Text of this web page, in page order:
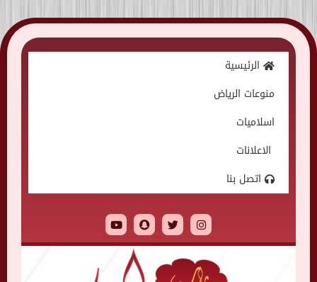
Skip
to
الرئيسية
منوعات الرياض
اسلاميات
الاعلانات
اتصل بنا